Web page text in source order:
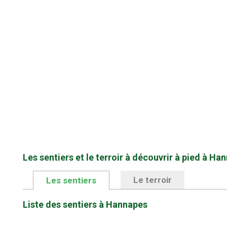
Les sentiers et le terroir à découvrir à pied à
Les sentiers Le terroir
Liste des sentiers à Hannapes